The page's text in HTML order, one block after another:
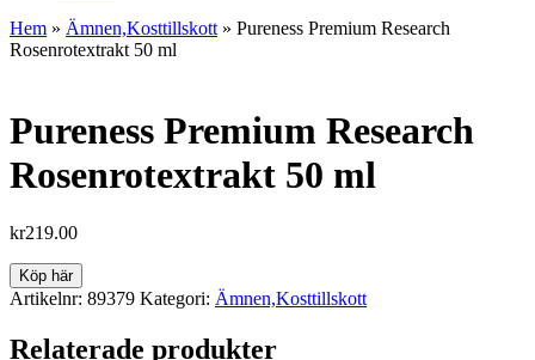
Hem » Ämnen,Kosttillskott » Pureness Premium Research
Rosenrotextrakt 50 ml
Pureness Premium Research
Rosenrotextrakt 50 ml
kr219.00
Köp här
Artikelnr: 89379 Kategori: Ämnen,Kosttillskott
Relaterade produkter